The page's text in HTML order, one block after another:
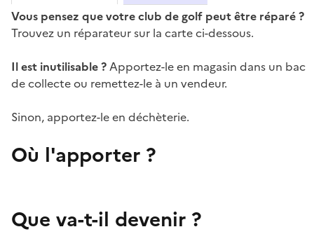
Vous pensez que votre club de golf peut être réparé ?
Trouvez un réparateur sur la carte ci-dessous.
Il est inutilisable ?Apportez-le en magasin dans un bac
de collecte ou remettez-le à un vendeur.
Sinon, apportez-le en déchèterie.
Où l'apporter ?
Que va-t-il devenir ?